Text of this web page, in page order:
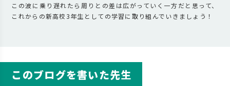
この波に乗り遅れたら周りとの差は広がっていく一方だと思って、
これからの新高校3年生としての学習に取り組んでいきましょう！
このブログを書いた先生